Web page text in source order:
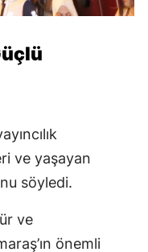
ve yaşayan
söyledi.
ve
önemli